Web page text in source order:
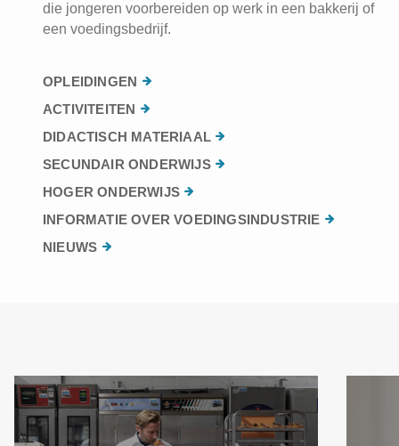
die jongeren voorbereiden op werk in een bakkerij of
een voedingsbedrijf.
OPLEIDINGEN
ACTIVITEITEN
DIDACTISCH MATERIAAL
SECUNDAIR ONDERWIJS
HOGER ONDERWIJS
INFORMATIE OVER VOEDINGSINDUSTRIE
NIEUWS